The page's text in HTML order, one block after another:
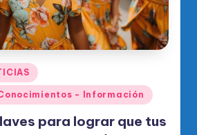
- Información
para lograr que tus